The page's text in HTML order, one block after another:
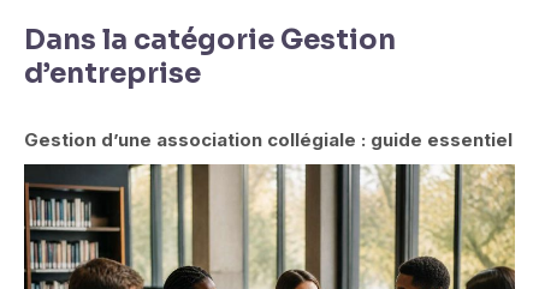
Dans la catégorie Gestion
d’entreprise
Gestion d’une association collégiale : guide essentiel